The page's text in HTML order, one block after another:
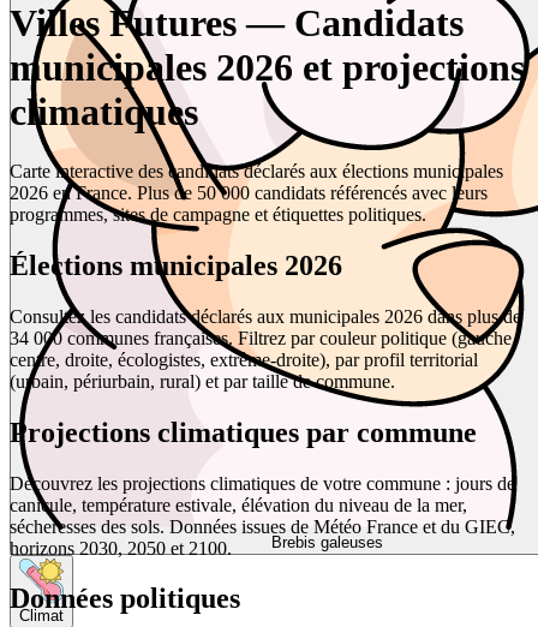
Brebis galeuses
Climat
Villes Futures — Candidats
municipales 2026 et projections
climatiques
Carte interactive des candidats déclarés aux élections municipales
2026 en France. Plus de 50 000 candidats référencés avec leurs
programmes, sites de campagne et étiquettes politiques.
Élections municipales 2026
Consultez les candidats déclarés aux municipales 2026 dans plus de
34 000 communes françaises. Filtrez par couleur politique (gauche,
centre, droite, écologistes, extrême-droite), par profil territorial
(urbain, périurbain, rural) et par taille de commune.
Projections climatiques par commune
Découvrez les projections climatiques de votre commune : jours de
canicule, température estivale, élévation du niveau de la mer,
sécheresses des sols. Données issues de Météo France et du GIEC,
horizons 2030, 2050 et 2100.
Données politiques